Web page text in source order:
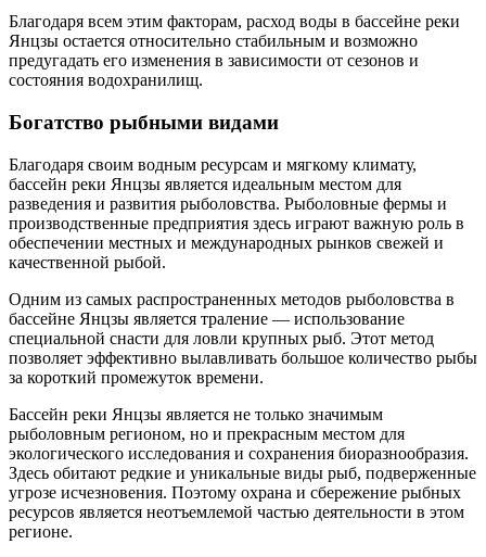
Благодаря всем этим факторам, расход воды в бассейне реки
Янцзы остается относительно стабильным и возможно
предугадать его изменения в зависимости от сезонов и
состояния водохранилищ.
Богатство рыбными видами
Благодаря своим водным ресурсам и мягкому климату,
бассейн реки Янцзы является идеальным местом для
разведения и развития рыболовства. Рыболовные фермы и
производственные предприятия здесь играют важную роль в
обеспечении местных и международных рынков свежей и
качественной рыбой.
Одним из самых распространенных методов рыболовства в
бассейне Янцзы является траление — использование
специальной снасти для ловли крупных рыб. Этот метод
позволяет эффективно вылавливать большое количество рыбы
за короткий промежуток времени.
Бассейн реки Янцзы является не только значимым
рыболовным регионом, но и прекрасным местом для
экологического исследования и сохранения биоразнообразия.
Здесь обитают редкие и уникальные виды рыб, подверженные
угрозе исчезновения. Поэтому охрана и сбережение рыбных
ресурсов является неотъемлемой частью деятельности в этом
регионе.